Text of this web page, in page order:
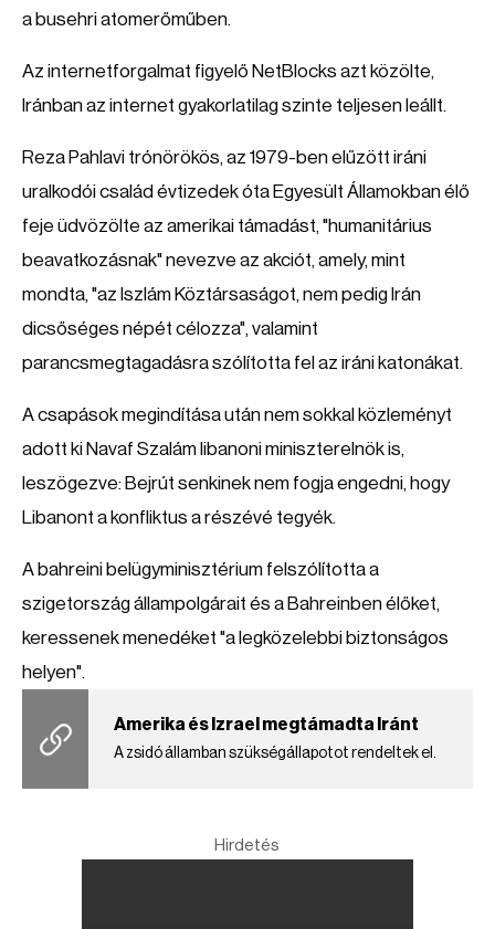
a busehri atomerőműben.
Az internetforgalmat figyelő NetBlocks azt közölte,
Iránban az internet gyakorlatilag szinte teljesen leállt.
Reza Pahlavi trónörökös, az 1979-ben elűzött iráni
uralkodói család évtizedek óta Egyesült Államokban élő
feje üdvözölte az amerikai támadást, "humanitárius
beavatkozásnak" nevezve az akciót, amely, mint
mondta, "az Iszlám Köztársaságot, nem pedig Irán
dicsőséges népét célozza", valamint
parancsmegtagadásra szólította fel az iráni katonákat.
A csapások megindítása után nem sokkal közleményt
adott ki Navaf Szalám libanoni miniszterelnök is,
leszögezve: Bejrút senkinek nem fogja engedni, hogy
Libanont a konfliktus a részévé tegyék.
A bahreini belügyminisztérium felszólította a
szigetország állampolgárait és a Bahreinben élőket,
keressenek menedéket "a legközelebbi biztonságos
helyen".
Amerika és Izrael megtámadta Iránt
A zsidó államban szükségállapotot rendeltek el.
Hirdetés